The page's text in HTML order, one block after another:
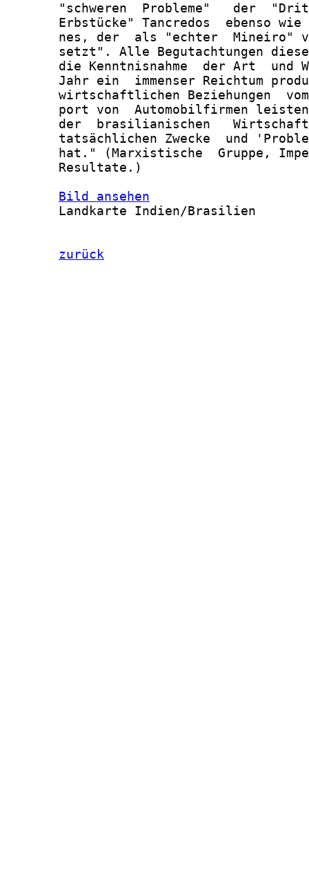
"schweren  Probleme"   der
Erbstücke" Tancredos  ebenso
nes, der  als "echter  Mineiro"
setzt". Alle Begutachtungen
die Kenntnisnahme  der Art  und
Jahr ein  immenser Reichtum
wirtschaftlichen Beziehungen
port von  Automobilfirmen
der  brasilianischen
tatsächlichen Zwecke  und
hat." (Marxistische  Gruppe,
       Resultate.)
Bild ansehen
       Landkarte Indien/Brasilien
zurück